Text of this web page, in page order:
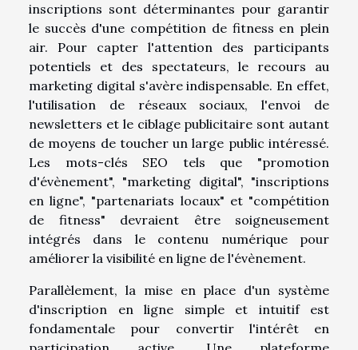
inscriptions sont déterminantes pour garantir
le succès d'une compétition de fitness en plein
air. Pour capter l'attention des participants
potentiels et des spectateurs, le recours au
marketing digital s'avère indispensable. En effet,
l'utilisation de réseaux sociaux, l'envoi de
newsletters et le ciblage publicitaire sont autant
de moyens de toucher un large public intéressé.
Les mots-clés SEO tels que "promotion
d'évènement", "marketing digital", "inscriptions
en ligne", "partenariats locaux" et "compétition
de fitness" devraient être soigneusement
intégrés dans le contenu numérique pour
améliorer la visibilité en ligne de l'évènement.
Parallèlement, la mise en place d'un système
d'inscription en ligne simple et intuitif est
fondamentale pour convertir l'intérêt en